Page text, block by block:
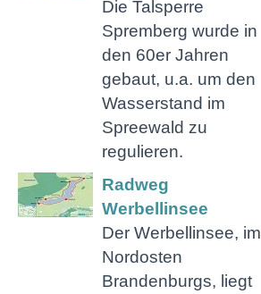
Die Talsperre
Spremberg wurde in
den 60er Jahren
gebaut, u.a. um den
Wasserstand im
Spreewald zu
regulieren.
Radweg
Werbellinsee
Der Werbellinsee, im
Nordosten
Brandenburgs, liegt